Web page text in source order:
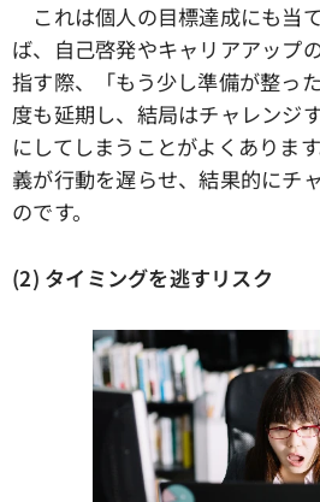
これは個人の目標達成にも当
ば、自己啓発やキャリアアップ
指す際、「もう少し準備が整っ
度も延期し、結局はチャレンジ
にしてしまうことがよくありま
義が行動を遅らせ、結果的にチ
のです。
(2) タイミングを逃すリスク